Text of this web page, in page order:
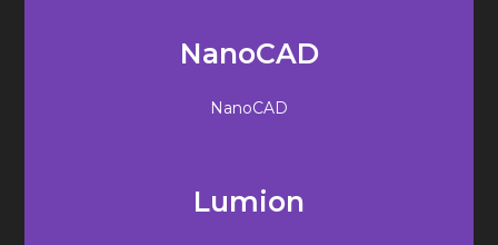
NanoCAD
NanoCAD
Lumion